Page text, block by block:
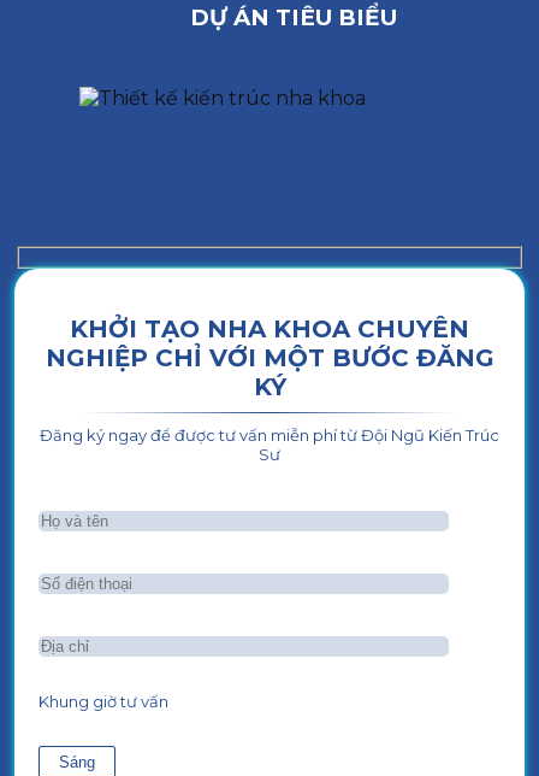
DỰ ÁN TIÊU BIỂU
KHỞI TẠO NHA KHOA CHUYÊN
NGHIỆP CHỈ VỚI MỘT BƯỚC ĐĂNG
KÝ
Đăng ký ngay để được tư vấn miễn phí từ Đội Ngũ Kiến Trúc
Sư
Khung giờ tư vấn
Sáng